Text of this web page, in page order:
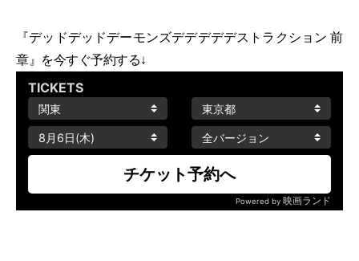
『デッドデッドデーモンズデデデデデストラクション 前
章』を今すぐ予約する↓